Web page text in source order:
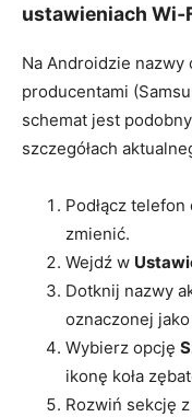
ustawieniach
Na Androidzie
producentami
schemat jest
szczegółach
Podłącz
zmienić.
Wejdź w
Dotknij nazwy
oznaczonej jako
Wybierz opcję
ikonę koła
Rozwiń sekcję